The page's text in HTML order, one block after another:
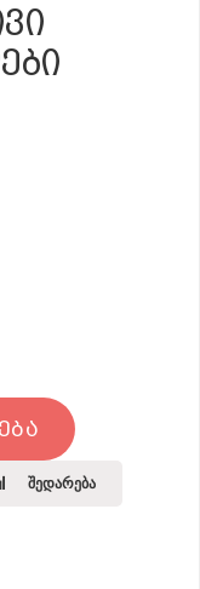
was:
შედარება